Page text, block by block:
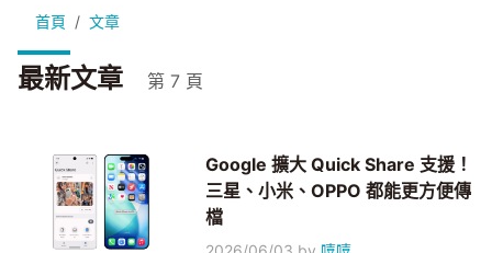
首頁 文章
最新文章 第 7 頁
Google 擴大 Quick Share 支援！
三星、小米、OPPO 都能更方便傳
檔